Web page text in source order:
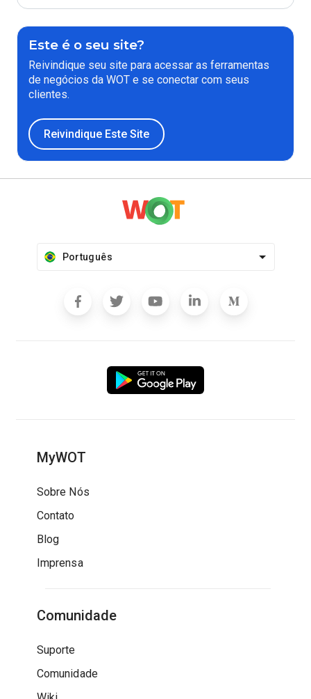
Este é o seu site?
Reivindique seu site para acessar as ferramentas
de negócios da WOT e se conectar com seus
clientes.
Reivindique Este Site
Português
MyWOT
Sobre Nós
Contato
Blog
Imprensa
Comunidade
Suporte
Comunidade